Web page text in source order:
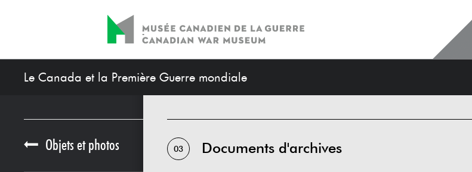
Objets et photos
Le Canada et la Première Guerre mondiale
03 Documents d'archives